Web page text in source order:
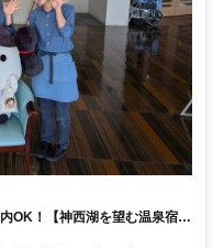
OK！【神西湖を望む温泉宿】